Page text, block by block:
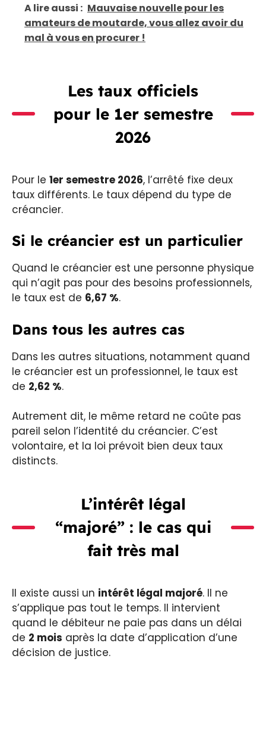
A lire aussi : Mauvaise nouvelle pour les
amateurs de moutarde, vous allez avoir du
mal à vous en procurer !
Les taux officiels
pour le 1er semestre
2026
Pour le 1er semestre 2026, l’arrêté fixe deux
taux différents. Le taux dépend du type de
créancier.
Si le créancier est un particulier
Quand le créancier est une personne physique
qui n’agit pas pour des besoins professionnels,
le taux est de 6,67 %.
Dans tous les autres cas
Dans les autres situations, notamment quand
le créancier est un professionnel, le taux est
de 2,62 %.
Autrement dit, le même retard ne coûte pas
pareil selon l’identité du créancier. C’est
volontaire, et la loi prévoit bien deux taux
distincts.
L’intérêt légal
“majoré” : le cas qui
fait très mal
Il existe aussi un intérêt légal majoré. Il ne
s’applique pas tout le temps. Il intervient
quand le débiteur ne paie pas dans un délai
de 2 mois après la date d’application d’une
décision de justice.